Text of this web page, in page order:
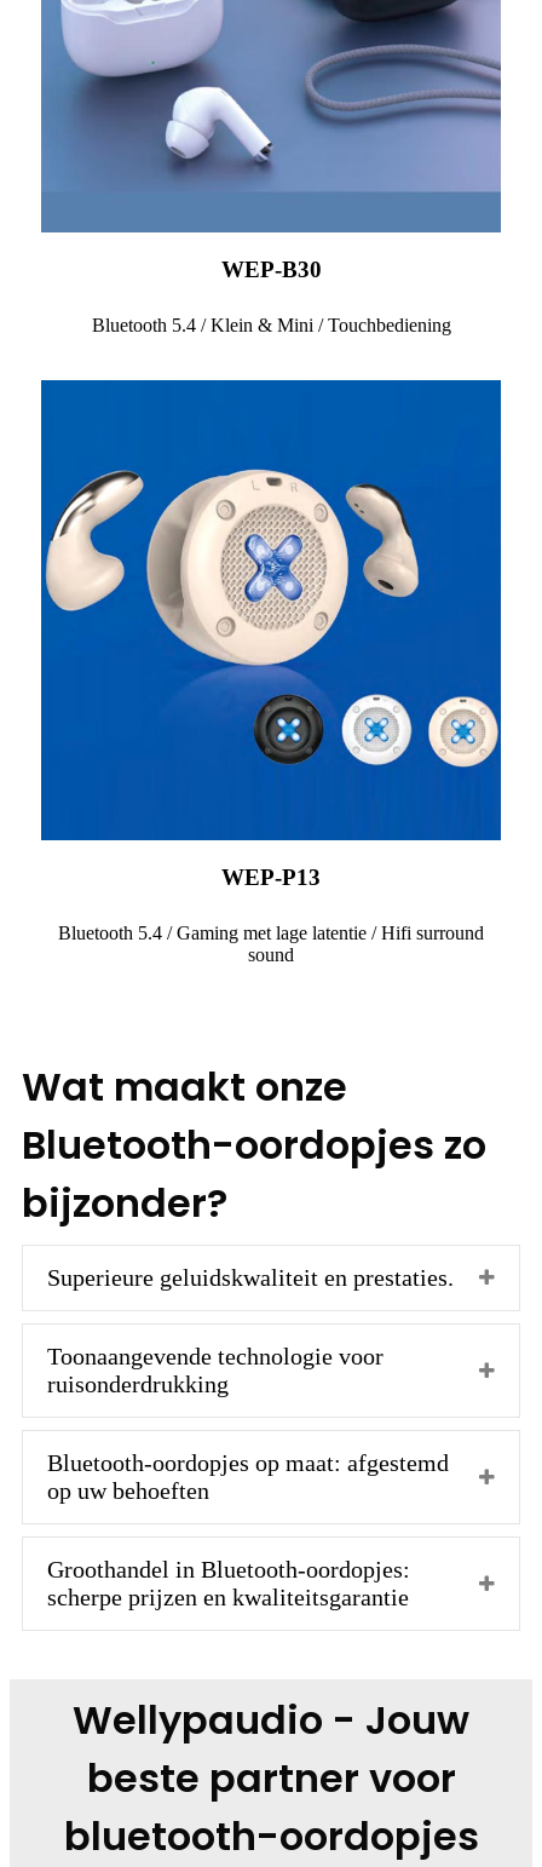
WEP-B30
Bluetooth 5.4 / Klein & Mini / Touchbediening
WEP-P13
Bluetooth 5.4 / Gaming met lage latentie / Hifi surround
sound
Wat maakt onze
Bluetooth-oordopjes zo
bijzonder?
Superieure geluidskwaliteit en prestaties.
Toonaangevende technologie voor
ruisonderdrukking
Bluetooth-oordopjes op maat: afgestemd
op uw behoeften
Groothandel in Bluetooth-oordopjes:
scherpe prijzen en kwaliteitsgarantie
Wellypaudio - Jouw
beste partner voor
bluetooth-oordopjes